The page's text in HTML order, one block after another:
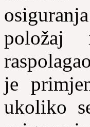
položaj
je
ukoliko